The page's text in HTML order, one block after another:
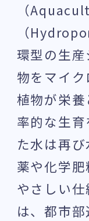
（
（
環型の生
物をマイク
植物が栄
率的な生
た水は再
薬や化学
やさしい
は、都市